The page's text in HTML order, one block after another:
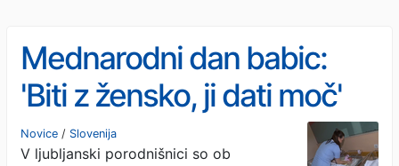
Mednarodni dan babic:
'Biti z žensko, ji dati moč'
Novice / Slovenija
V ljubljanski porodnišnici so ob